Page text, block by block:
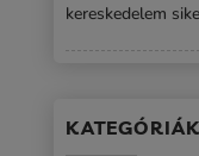
kereskedelem
KATEGÓRIÁK